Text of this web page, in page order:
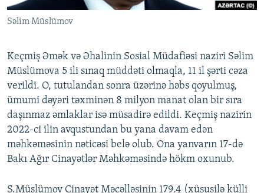
AZADLIQRADIOSU MOBIL TELEFONUNUZDA
BIZIMLƏ ƏLAQƏ
RFE/RL-in bütün saytları
Səlim Müslümov
Keçmiş Əmək və Əhalinin Sosial Müdafiəsi naziri Səlim
Müslümova 5 ili sınaq müddəti olmaqla, 11 il şərti cəza
verildi. O, tutulandan sonra üzərinə həbs qoyulmuş,
ümumi dəyəri təxminən 8 milyon manat olan bir sıra
daşınmaz əmlaklar isə müsadirə edildi. Keçmiş nazirin
2022-ci ilin avqustundan bu yana davam edən
məhkəməsinin nəticəsi belə olub. Ona yanvarın 17-də
Bakı Ağır Cinayətlər Məhkəməsində hökm oxunub.
S.Müslümov Cinayət Məcəlləsinin 179.4 (xüsusilə külli